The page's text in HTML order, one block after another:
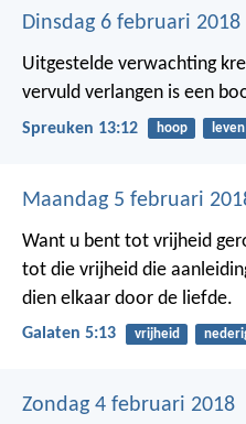
Dinsdag 6 februari 2018
Uitgestelde verwachting
vervuld verlangen is een
Spreuken 13:12 hoop leven
Maandag 5 februari
Want u bent tot vrijheid
tot die vrijheid die
dien elkaar door de liefde.
Galaten 5:13 vrijheid
Zondag 4 februari 2018